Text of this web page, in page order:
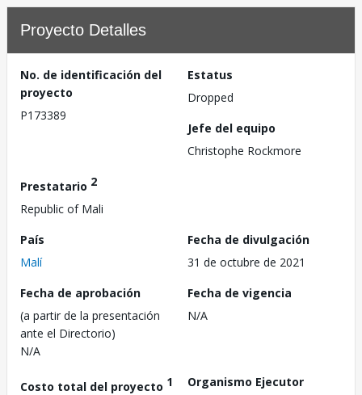
Proyecto Detalles
No. de identificación del
proyecto
P173389
Estatus
Dropped
Jefe del equipo
Christophe Rockmore
Prestatario 2
Republic of Mali
País
Malí
Fecha de divulgación
31 de octubre de 2021
Fecha de aprobación
(a partir de la presentación
ante el Directorio)
N/A
Fecha de vigencia
N/A
Costo total del proyecto 1
Organismo Ejecutor